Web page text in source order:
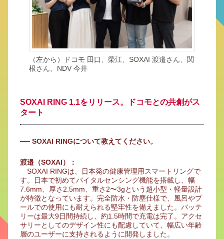
（左から）ドコモ 田口、榮江、SOXAI 渡邉さん、関
根さん、NDV 今井
SOXAI RING 1.1をリリース。ドコモとの共創がス
タート
── SOXAI RINGについて教えてください。
渡邉（SOXAI）：
SOXAI RINGは、日本発の健康管理用スマートリングで
す。日本で初めてバイタルセンシング機能を搭載し、幅
7.6mm、厚さ2.5mm、重さ2〜3gという超小型・軽量設計
が特徴となっています。完全防水・防塵仕様で、風呂やプ
ールでの使用にも耐えられる堅牢性を備えました。バッテ
リーは最大9日間持続し、約1.5時間で充電は完了。アクセ
サリーとしてのデザイン性にも配慮していて、幅広い年齢
層のユーザーに支持されるように開発しました。